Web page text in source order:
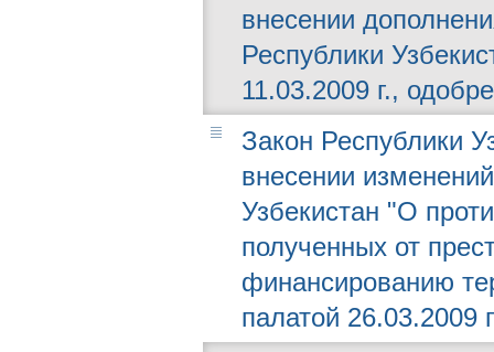
внесении
Республики
11.03.2009 г.,
Закон Республики
внесении
Узбекистан "О
полученных от
финансированию
палатой 26.03.2009